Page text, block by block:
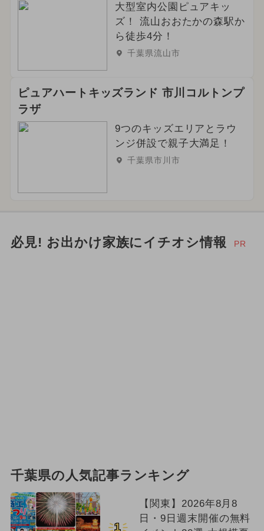
大型室内公園ピュアキッ
ズ！ 流山おおたかの森駅か
ら徒歩4分！
千葉県流山市
ピュアハートキッズランド 市川コルトンプ
ラザ
9つのキッズエリアとラウ
ンジ併設で親子大満足！
千葉県市川市
必見! お出かけ家族にイチオシ情報 PR
千葉県の人気記事ランキング
1
【関東】2026年8月8
日・9日週末開催の無料